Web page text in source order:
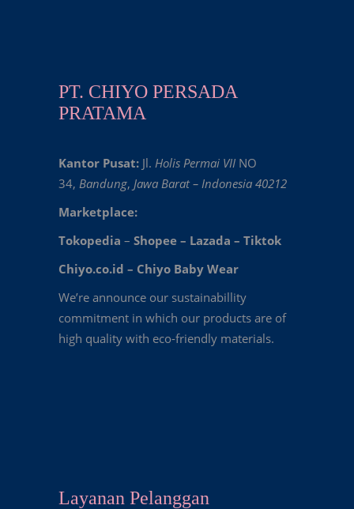
PT. CHIYO PERSADA
PRATAMA
Kantor Pusat: Jl. Holis Permai VII NO
34, Bandung, Jawa Barat – Indonesia 40212
Marketplace:
Tokopedia – Shopee – Lazada – Tiktok
Chiyo.co.id – Chiyo Baby Wear
We’re announce our sustainabillity
commitment in which our products are of
high quality with eco-friendly materials.
Layanan Pelanggan